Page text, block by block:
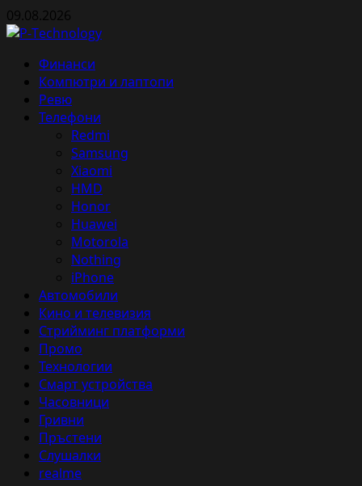
Skip
to
09.08.2026
Primary
Menu
Финанси
Компютри и лаптопи
Ревю
Телефони
Redmi
Samsung
Xiaomi
HMD
Honor
Huawei
Motorola
Nothing
iPhone
Автомобили
Кино и телевизия
Стрийминг платформи
Промо
Технологии
Смарт устройства
Часовници
Гривни
Пръстени
Слушалки
realme